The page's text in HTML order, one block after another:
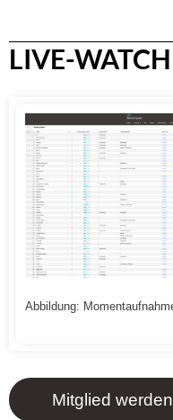
LIVE-
Abbildung:
Mitglied werden